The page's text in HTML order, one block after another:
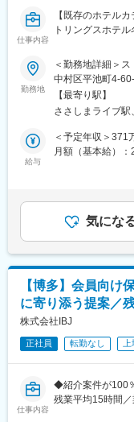
■昇給について
半期ごとに、金
ています。
されるため、成
す。
※1契約あたり単
〈年収イメージ〉
3年目以降：500
■組織構成
営業部：10名
業務の縦割りは
担当顧客をアサイ
■研修制度
婚活の商材知識
ます。
まずは1件の契約
■IBJが選ばれる理
IBJは業界最大級
仕事内容
【既存のホテル
トリングスホテ
ストリングスホテ
でしたが、
「宿泊」領域に
ため、今回「宿泊
たの意見を基に
ェーズにあります
宿泊・レストラ
特に今回は 宿泊
・レストラン利
・見積作成、料金
・宴会・宿泊利
・既存法人への深
・社内（宴会・婚
■キャリアパス：
セールスプロモ
ホテルならでは
例：
勤務地
＜勤務地詳細＞
中村区平池町4-
社の定める事業所
【最寄り駅】
ささしまライブ
給与
＜予定年収＞371
月額（基本給）
あくまでも目安
ります。月給(月
気にな
【博多】会員向け
に寄り添う提案／
株式会社IBJ
正社員 転勤なし
仕事内容
◆紹介案件が100
残業平均15時間